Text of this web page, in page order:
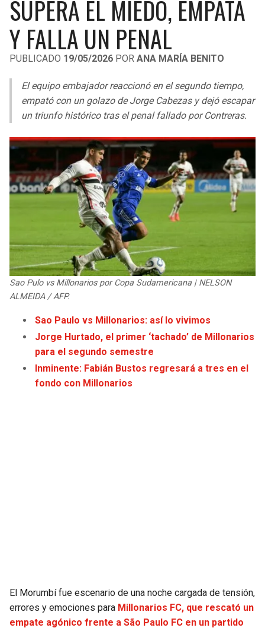
LIGA DE EXPANSIÓN MX
LEAGUES CUP
UEFA EUROPA LEAGUE
UEFA CONFERENCE LEAGUE
MLS
COPA LIBERTADORES
COPA SUDAMERICANA
LIGA BETPLAY
OTRAS LIGAS
RAIDERS
CHARGERS
RAVENS
STEELERS
COLTS
JAGUARS
COWBOYS
GIANTS
CAVALIERS
PISTONS
PACERS
HORNETS
MAGIC
WIZARDS
CLIPPERS
LAKERS
SUPERA EL MIEDO, EMPATA
Y FALLA UN PENAL
PUBLICADO 19/05/2026 POR ANA MARÍA BENITO
El equipo embajador reaccionó en el segundo tiempo,
empató con un golazo de Jorge Cabezas y dejó escapar
un triunfo histórico tras el penal fallado por Contreras.
Sao Pulo vs Millonarios por Copa Sudamericana | NELSON
ALMEIDA / AFP.
Sao Paulo vs Millonarios: así lo vivimos
Jorge Hurtado, el primer ‘tachado’ de Millonarios
para el segundo semestre
Inminente: Fabián Bustos regresará a tres en el
fondo con Millonarios
El Morumbí fue escenario de una noche cargada de tensión,
errores y emociones para Millonarios FC, que rescató un
empate agónico frente a São Paulo FC en un partido